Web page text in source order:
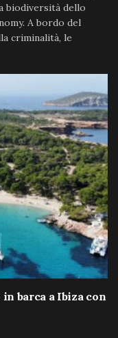
biodiversità dello
A bordo del
criminalità, le
barca a Ibiza con